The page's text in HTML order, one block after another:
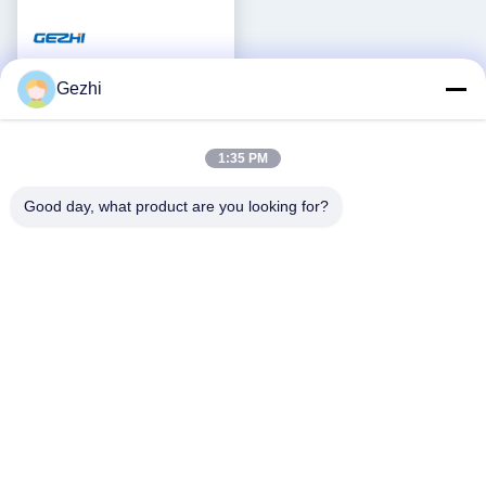
Gezhi
1:35 PM
Good day, what product are you looking for?